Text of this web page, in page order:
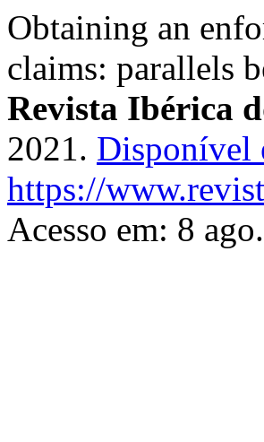
Obtaining an
claims: parallels
Revista Ibérica
2021. Disponível
https://
Acesso em: 8